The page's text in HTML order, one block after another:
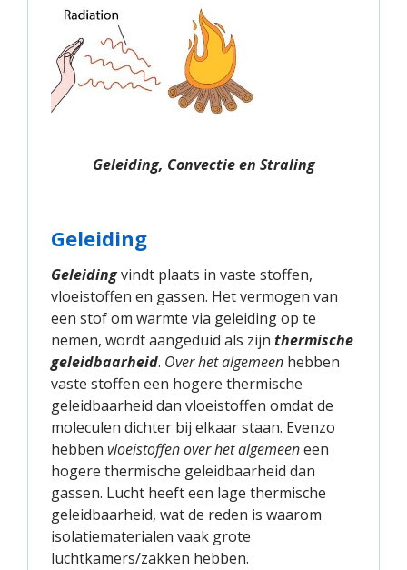
Geleiding, Convectie en Straling
Geleiding
Geleidingvindt plaats in vaste stoffen,
vloeistoffen en gassen. Het vermogen van
een stof om warmte via geleiding op te
nemen, wordt aangeduid als zijn thermische
geleidbaarheid. Over het algemeen hebben
vaste stoffen een hogere thermische
geleidbaarheid dan vloeistoffen omdat de
moleculen dichter bij elkaar staan. Evenzo
hebben vloeistoffen over het algemeeneen
hogere thermische geleidbaarheid dan
gassen. Lucht heeft een lage thermische
geleidbaarheid, wat de reden is waarom
isolatiematerialen vaak grote
luchtkamers/zakken hebben.